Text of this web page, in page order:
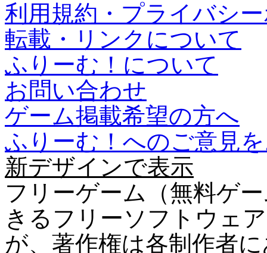
利用規約・プライバシ
転載・リンクについて
ふりーむ！について
お問い合わせ
ゲーム掲載希望の方へ
ふりーむ！へのご意見
新デザインで表示
フリーゲーム（無料ゲ
きるフリーソフトウェ
が、著作権は各制作者